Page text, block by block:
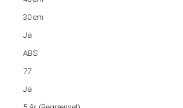
30 cm
Ja
ABS
77
Ja